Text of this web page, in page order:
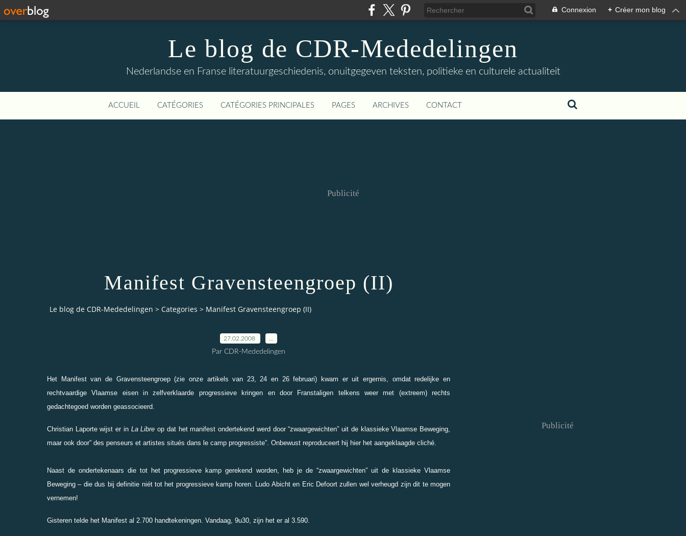
Connexion + Créer mon blog
Le blog de CDR-Mededelingen
Nederlandse en Franse literatuurgeschiedenis, onuitgegeven teksten, politieke en culturele actualiteit
ACCUEIL CATÉGORIES CATÉGORIES PRINCIPALES PAGES ARCHIVES CONTACT
Publicité
Manifest Gravensteengroep (II)
Le blog de CDR-Mededelingen > Categories > Manifest Gravensteengroep (II)
27.02.2008
Par CDR-Mededelingen
Het Manifest van de Gravensteengroep (zie onze artikels van 23, 24 en 26 februari) kwam er uit ergernis, omdat redelijke en
rechtvaardige Vlaamse eisen in zelfverklaarde progressieve kringen en door Franstaligen telkens weer met (extreem) rechts
gedachtegoed worden geassocieerd.
Christian Laporte wijst er in La Libre op dat het manifest ondertekend werd door “zwaargewichten” uit de klassieke Vlaamse Beweging,
maar ook door” des penseurs et artistes situés dans le camp progressiste”. Onbewust reproduceert hij hier het aangeklaagde cliché.
Naast de ondertekenaars die tot het progressieve kamp gerekend worden, heb je de “zwaargewichten” uit de klassieke Vlaamse
Beweging – die dus bij definitie niét tot het progressieve kamp horen. Ludo Abicht en Eric Defoort zullen wel verheugd zijn dit te mogen
vernemen!
Gisteren telde het Manifest al 2.700 handtekeningen. Vandaag, 9u30, zijn het er al 3.590.
Publicité